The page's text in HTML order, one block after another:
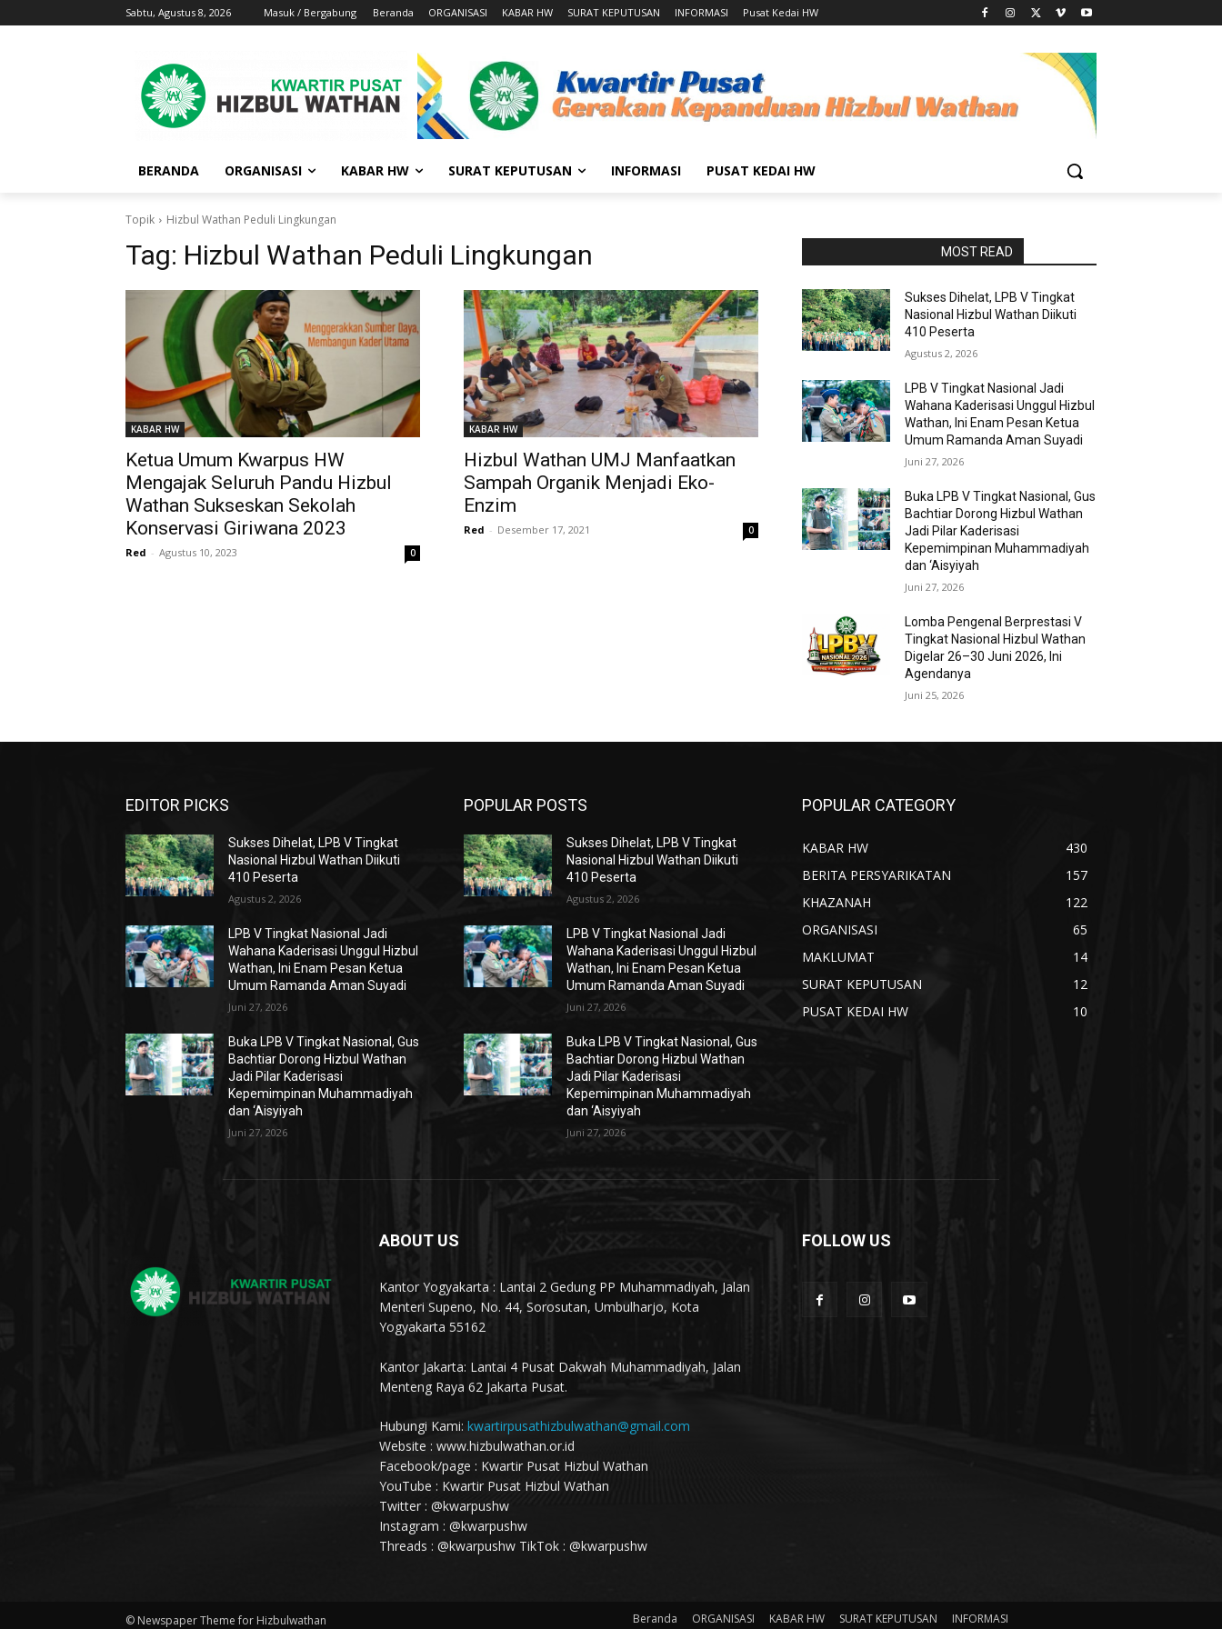
Sabtu, Agustus 8, 2026 Masuk / Bergabung Beranda ORGANISASI KABAR HW SURAT KEPUTUSAN INFORMASI Pusat Kedai HW
BERANDA ORGANISASI KABAR HW SURAT KEPUTUSAN INFORMASI PUSAT KEDAI HW
Topik Hizbul Wathan Peduli Lingkungan
Tag: Hizbul Wathan Peduli Lingkungan
KABAR HW
Ketua Umum Kwarpus HW
Mengajak Seluruh Pandu Hizbul
Wathan Sukseskan Sekolah
Konservasi Giriwana 2023
Red - Agustus 10, 2023 0
KABAR HW
Hizbul Wathan UMJ Manfaatkan
Sampah Organik Menjadi Eko-
Enzim
Red - Desember 17, 2021 0
MOST READ
Sukses Dihelat, LPB V Tingkat
Nasional Hizbul Wathan Diikuti
410 Peserta
Agustus 2, 2026
LPB V Tingkat Nasional Jadi
Wahana Kaderisasi Unggul Hizbul
Wathan, Ini Enam Pesan Ketua
Umum Ramanda Aman Suyadi
Juni 27, 2026
Buka LPB V Tingkat Nasional, Gus
Bachtiar Dorong Hizbul Wathan
Jadi Pilar Kaderisasi
Kepemimpinan Muhammadiyah
dan ‘Aisyiyah
Juni 27, 2026
Lomba Pengenal Berprestasi V
Tingkat Nasional Hizbul Wathan
Digelar 26–30 Juni 2026, Ini
Agendanya
Juni 25, 2026
EDITOR PICKS
Sukses Dihelat, LPB V Tingkat
Nasional Hizbul Wathan Diikuti
410 Peserta
Agustus 2, 2026
LPB V Tingkat Nasional Jadi
Wahana Kaderisasi Unggul Hizbul
Wathan, Ini Enam Pesan Ketua
Umum Ramanda Aman Suyadi
Juni 27, 2026
Buka LPB V Tingkat Nasional, Gus
Bachtiar Dorong Hizbul Wathan
Jadi Pilar Kaderisasi
Kepemimpinan Muhammadiyah
dan ‘Aisyiyah
Juni 27, 2026
POPULAR POSTS
Sukses Dihelat, LPB V Tingkat
Nasional Hizbul Wathan Diikuti
410 Peserta
Agustus 2, 2026
LPB V Tingkat Nasional Jadi
Wahana Kaderisasi Unggul Hizbul
Wathan, Ini Enam Pesan Ketua
Umum Ramanda Aman Suyadi
Juni 27, 2026
Buka LPB V Tingkat Nasional, Gus
Bachtiar Dorong Hizbul Wathan
Jadi Pilar Kaderisasi
Kepemimpinan Muhammadiyah
dan ‘Aisyiyah
Juni 27, 2026
POPULAR CATEGORY
KABAR HW
430
BERITA PERSYARIKATAN
157
KHAZANAH
122
ORGANISASI
65
MAKLUMAT
14
SURAT KEPUTUSAN
12
PUSAT KEDAI HW
10
ABOUT US
Kantor Yogyakarta : Lantai 2 Gedung PP Muhammadiyah, Jalan
Menteri Supeno, No. 44, Sorosutan, Umbulharjo, Kota
Yogyakarta 55162
Kantor Jakarta: Lantai 4 Pusat Dakwah Muhammadiyah, Jalan
Menteng Raya 62 Jakarta Pusat.
Hubungi Kami: kwartirpusathizbulwathan@gmail.com
Website : www.hizbulwathan.or.id
Facebook/page : Kwartir Pusat Hizbul Wathan
YouTube : Kwartir Pusat Hizbul Wathan
Twitter : @kwarpushw
Instagram : @kwarpushw
Threads : @kwarpushw TikTok : @kwarpushw
FOLLOW US
© Newspaper Theme for Hizbulwathan Beranda ORGANISASI KABAR HW SURAT KEPUTUSAN INFORMASI